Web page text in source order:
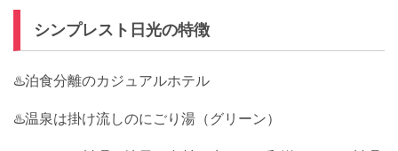
シンプレスト日光の特徴
♨️泊食分離のカジュアルホテル
♨️温泉は掛け流しのにごり湯（グリーン）